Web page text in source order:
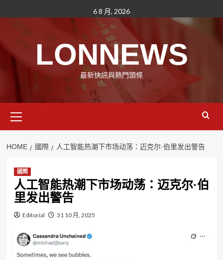
to
6 8 月, 2026
LONNEWS
最新快訊與熱門頭條
Menu
HOME 國際 人工智能热潮下市场动荡：迈克尔·伯里发出警告
國際
人工智能热潮下市场动荡：迈克尔·伯
里发出警告
Editorial 31 10 月, 2025